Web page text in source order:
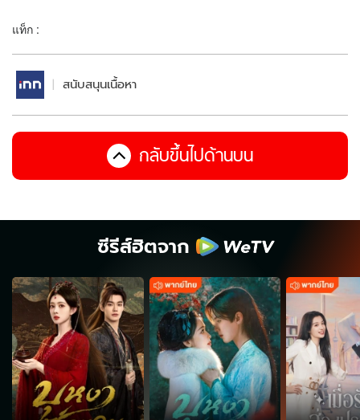
แท็ก :
สนับสนุนเนื้อหา
กลับขึ้นไปด้านบน
ซีรีส์ฮิตจาก